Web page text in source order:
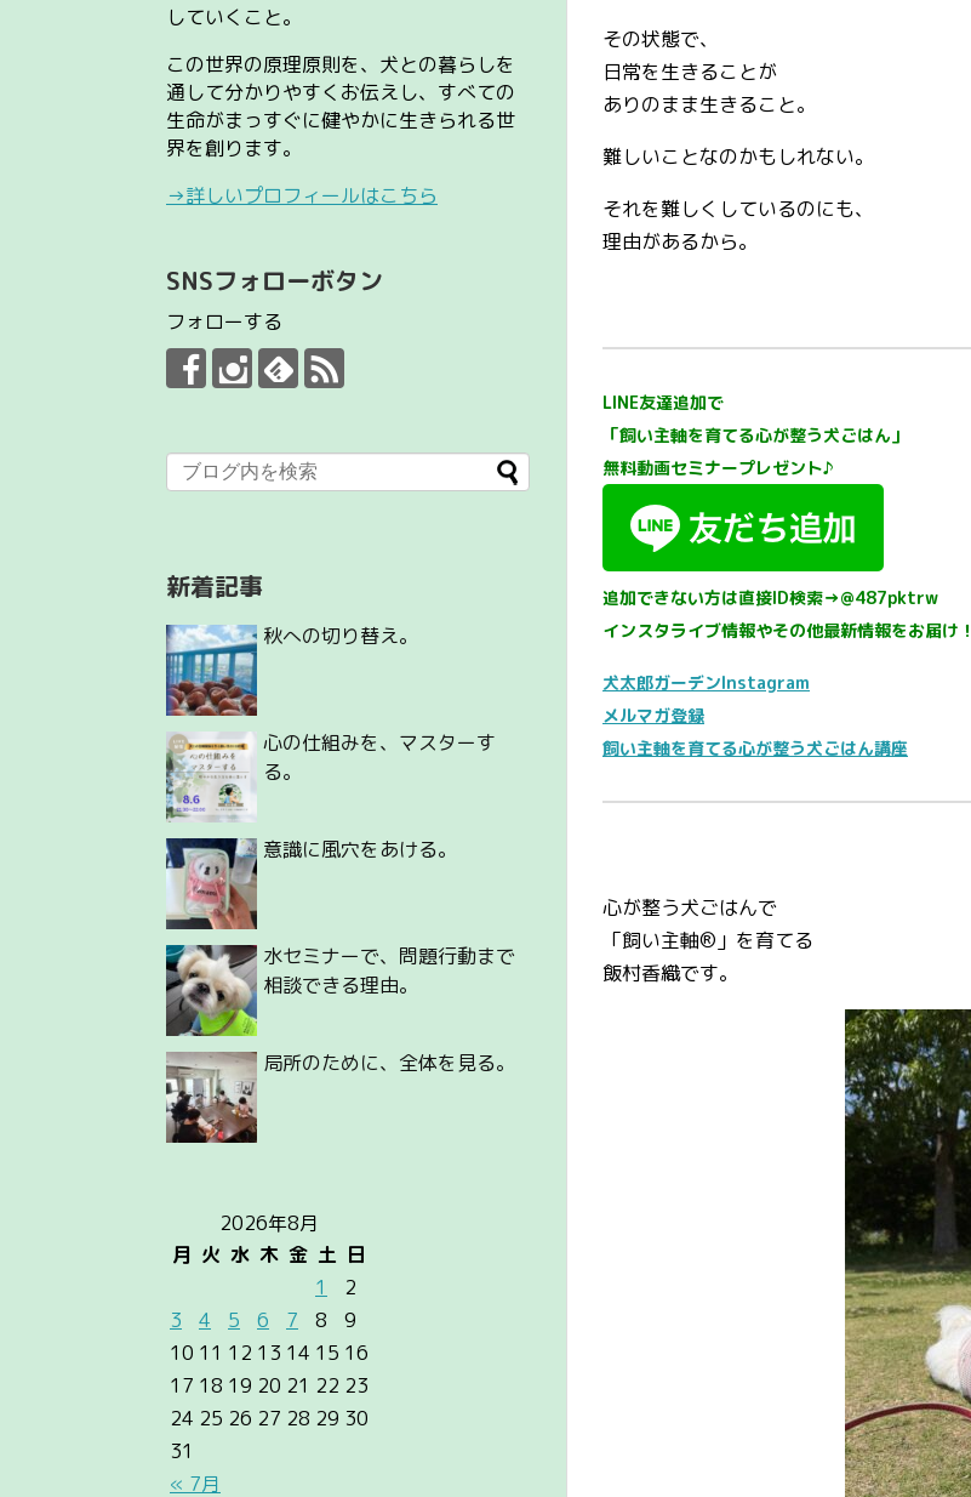
その状態で、
日常を生きることが
ありのまま生きること。
難しいことなのかもしれない。
それを難しくしているのにも、
理由があるから。
LINE友達追加で
「飼い主軸を育てる心が整う犬ごはん」
無料動画セミナープレゼント♪
追加できない方は直接ID検索→@487pktrw
インスタライブ情報やその他最新情報をお届け！
犬太郎ガーデンInstagram
メルマガ登録
飼い主軸を育てる心が整う犬ごはん講座
心が整う犬ごはんで
「飼い主軸®️」を育てる
飯村香織です。
していくこと。
この世界の原理原則を、犬との暮らしを
通して分かりやすくお伝えし、すべての
生命がまっすぐに健やかに生きられる世
界を創ります。
→詳しいプロフィールはこちら
SNSフォローボタン
フォローする
新着記事
秋への切り替え。
心の仕組みを、マスターす
る。
意識に風穴をあける。
水セミナーで、問題行動まで
相談できる理由。
局所のために、全体を見る。
2026年8月
月 火 水 木 金 土 日
« 7月
1
2
3
4 5 6 7 8
9
10 11 12 13 14 15 16
17 18 19 20 21 22 23
24 25 26 27 28 29 30
31